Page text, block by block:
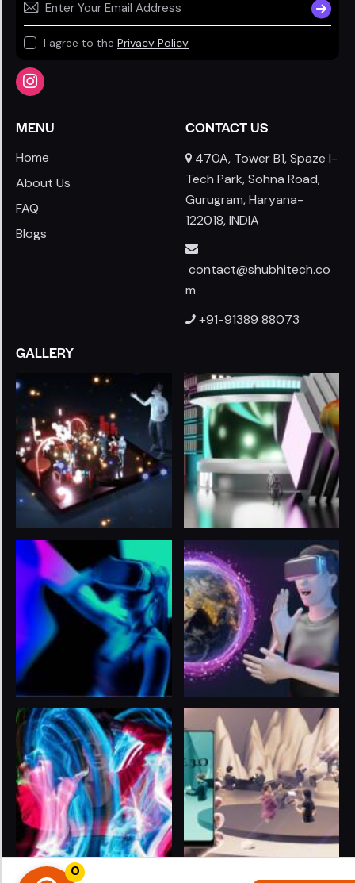
0
I agree to the Privacy Policy
MENU
Home
About Us
FAQ
Blogs
CONTACT US
470A, Tower B1, Spaze I-
Tech Park, Sohna Road,
Gurugram, Haryana-
122018, INDIA
contact@shubhitech.co
m
+91-91389 88073
GALLERY
© 2024 LIFE 3.O . All rights reserved. Proudly Powered